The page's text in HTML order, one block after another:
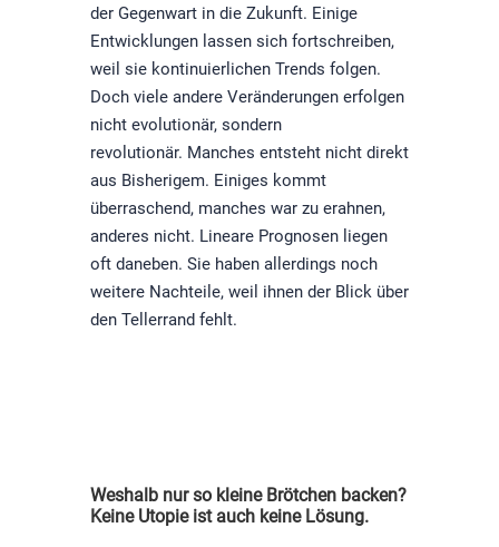
der Gegenwart in die Zukunft. Einige
Entwicklungen lassen sich fortschreiben,
weil sie kontinuierlichen Trends folgen.
Doch viele andere Veränderungen erfolgen
nicht evolutionär, sondern
revolutionär. Manches entsteht nicht direkt
aus Bisherigem. Einiges kommt
überraschend, manches war zu erahnen,
anderes nicht. Lineare Prognosen liegen
oft daneben. Sie haben allerdings noch
weitere Nachteile, weil ihnen der Blick über
den Tellerrand fehlt.
Weshalb nur so kleine Brötchen backen?
Keine Utopie ist auch keine Lösung.